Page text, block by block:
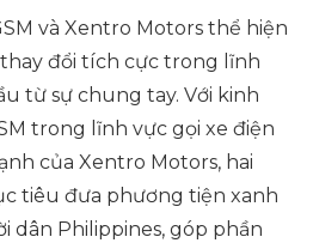
và Xentro Motors thể hiện
đổi tích cực trong lĩnh
từ sự chung tay. Với kinh
trong lĩnh vực gọi xe điện
của Xentro Motors, hai
tiêu đưa phương tiện xanh
dân Philippines, góp phần